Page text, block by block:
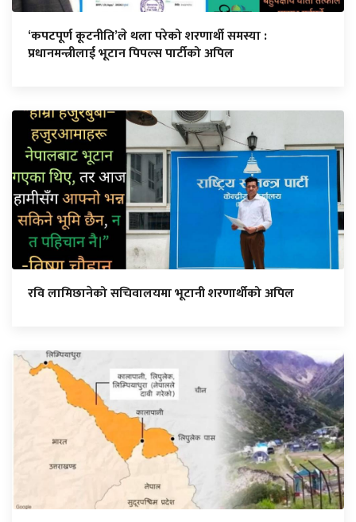
‘कपटपूर्ण कूटनीति’ले थला परेको शरणार्थी समस्या :
प्रधानमन्त्रीलाई भूटान पिपल्स पार्टीको अपिल
रवि लामिछानेको सचिवालयमा भूटानी शरणार्थीको अपिल